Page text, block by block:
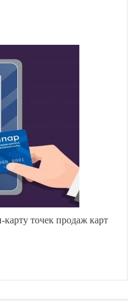
точек продаж карт